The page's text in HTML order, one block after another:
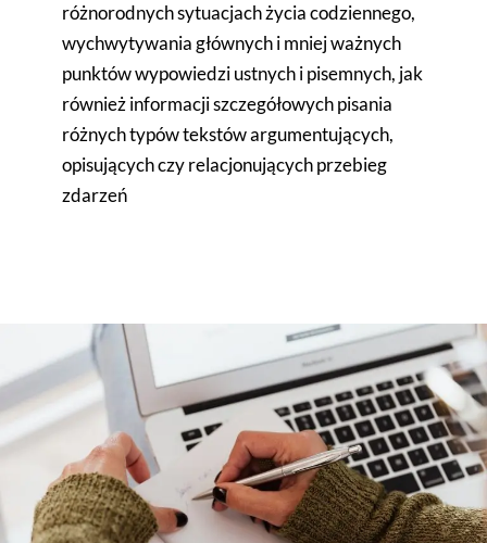
różnorodnych sytuacjach życia codziennego,
wychwytywania głównych i mniej ważnych
punktów wypowiedzi ustnych i pisemnych, jak
również informacji szczegółowych pisania
różnych typów tekstów argumentujących,
opisujących czy relacjonujących przebieg
zdarzeń